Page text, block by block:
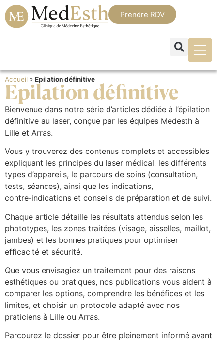
Prendre RDV
Accueil » Epilation définitive
Epilation définitive
Bienvenue dans notre série d’articles dédiée à l’épilation
définitive au laser, conçue par les équipes Medesth à
Lille et Arras.
Vous y trouverez des contenus complets et accessibles
expliquant les principes du laser médical, les différents
types d’appareils, le parcours de soins (consultation,
tests, séances), ainsi que les indications,
contre‑indications et conseils de préparation et de suivi.
Chaque article détaille les résultats attendus selon les
phototypes, les zones traitées (visage, aisselles, maillot,
jambes) et les bonnes pratiques pour optimiser
efficacité et sécurité.
Que vous envisagiez un traitement pour des raisons
esthétiques ou pratiques, nos publications vous aident à
comparer les options, comprendre les bénéfices et les
limites, et choisir un protocole adapté avec nos
praticiens à Lille ou Arras.
Parcourez le dossier pour être pleinement informé avant